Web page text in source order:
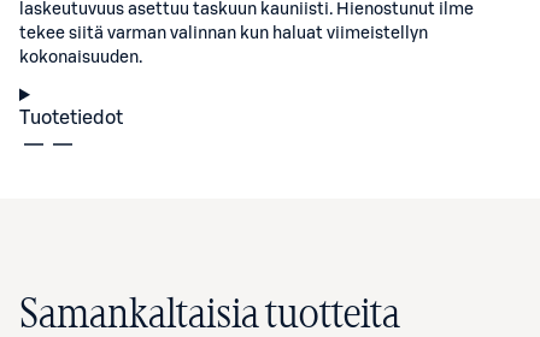
laskeutuvuus asettuu taskuun kauniisti. Hienostunut ilme
tekee siitä varman valinnan kun haluat viimeistellyn
kokonaisuuden.
Tuotetiedot
Samankaltaisia tuotteita